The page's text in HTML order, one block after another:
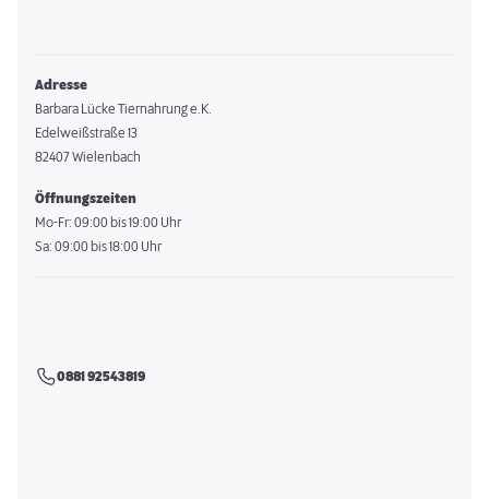
Adresse
Barbara Lücke Tiernahrung e.K.
Edelweißstraße 13
82407 Wielenbach
Öffnungszeiten
Mo-Fr: 09:00 bis 19:00 Uhr
Sa: 09:00 bis 18:00 Uhr
0881 92543819